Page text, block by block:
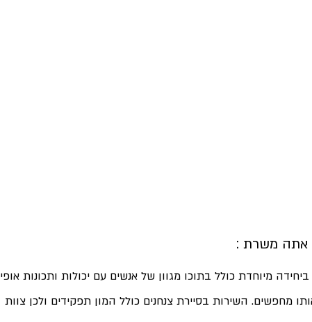
אתה משרת :
מיוחדת כולל בתוכו מגוון של אנשים עם יכולות ותכונות אופי
מחפשים. השירות בסיירת צנחנים כולל המון תפקידים ולכן צוות